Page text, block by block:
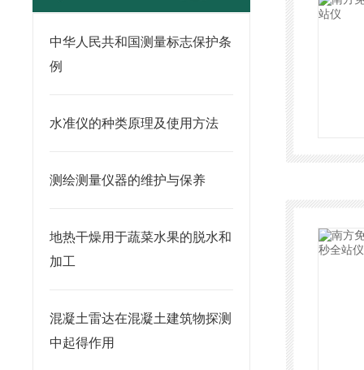
中华人民共和国测量标志保护条
例
水准仪的种类原理及使用方法
测绘测量仪器的维护与保养
地热干燥用于蔬菜水果的脱水和
加工
混凝土雷达在混凝土建筑物探测
中起得作用